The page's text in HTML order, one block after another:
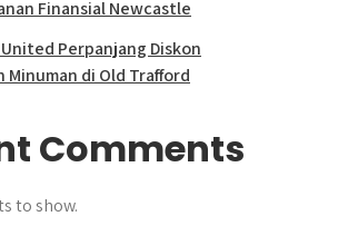
Finansial Newcastle
Perpanjang Diskon
Minuman di Old Trafford
Comments
to show.